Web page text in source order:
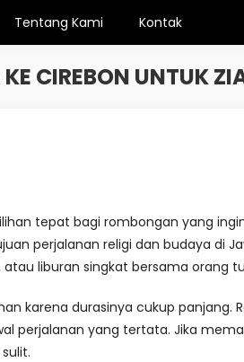
Tentang Kami Kontak
CIREBON UNTUK
tepat bagi rombongan yang
perjalanan religi dan budaya di
liburan singkat bersama orang
karena durasinya cukup
perjalanan yang tertata. Jika